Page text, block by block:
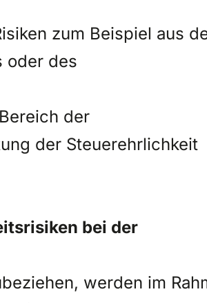
zum Beispiel aus
oder des
der
der Steuerehrlichkeit
bei der
werden im